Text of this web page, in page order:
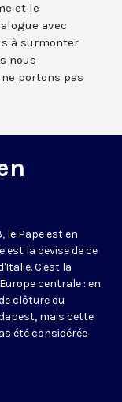
et le
avec
à surmonter
nous
portons pas
le Pape est en
est la devise de ce
C'est la
centrale : en
clôture du
mais cette
été considérée